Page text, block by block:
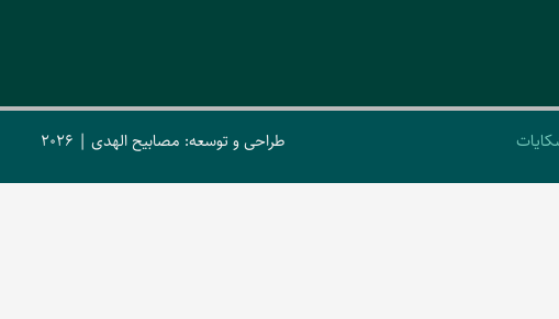
طراحی و توسعه: مصابیح الهدی | 2026